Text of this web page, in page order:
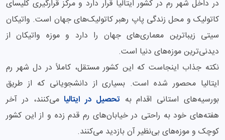
در داخل شهر رم در کشور ایتالیا قرار دارد و مرکز قرارگیری کلیسای
کاتولیک و محل زندگی پاپ رهبر کاتولیک‌های جهان است. واتیکان
سیتی زیباترین معماری‌های جهان را دارد و موزه واتیکان از
دیدنی‌ترین موزه‌های دنیا است.
نکته جذاب اینجاست که این کشور مستقل، کاملاً در دل شهر رم
ایتالیا محصور شده است. بسیاری از دانشجویانی که از طریق
بورسیه‌های استانی اقدام به تحصیل در ایتالیامی‌کنند، در آخر
هفته‌های خود به راحتی در خیابان‌های رم قدم زده و از این کشور
کوچک و موزه‌های بی‌نظیر آن بازدید می‌کنند.